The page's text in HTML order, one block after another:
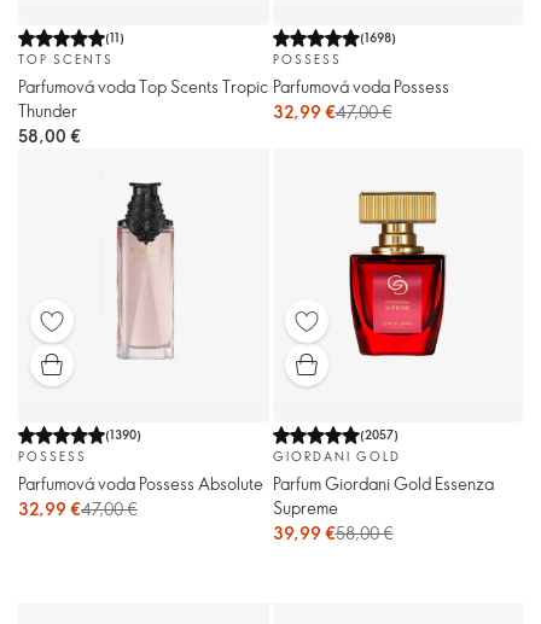
(11)
TOP SCENTS
Parfumová voda Top Scents Tropic
Thunder
58,00 €
(1698)
POSSESS
Parfumová voda Possess
32,99 €47,00 €
(1390)
POSSESS
Parfumová voda Possess Absolute
32,99 €47,00 €
(2057)
GIORDANI GOLD
Parfum Giordani Gold Essenza
Supreme
39,99 €58,00 €